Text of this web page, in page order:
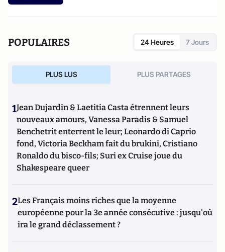
POPULAIRES 24 Heures 7 Jours
PLUS LUS PLUS PARTAGES
1Jean Dujardin & Laetitia Casta étrennent leurs
nouveaux amours, Vanessa Paradis & Samuel
Benchetrit enterrent le leur; Leonardo di Caprio
fond, Victoria Beckham fait du brukini, Cristiano
Ronaldo du bisco-fils; Suri ex Cruise joue du
Shakespeare queer
2Les Français moins riches que la moyenne
européenne pour la 3e année consécutive : jusqu'où
ira le grand déclassement ?